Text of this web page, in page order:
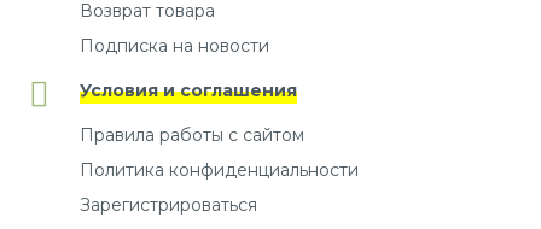
Возврат товара
Подписка на новости
Условия и соглашения
Правила работы с сайтом
Политика конфиденциальности
Зарегистрироваться